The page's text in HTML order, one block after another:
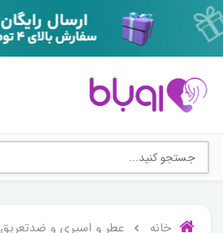
خانه عطر و اسپری و ضدتعریق